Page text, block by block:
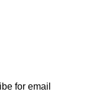
for email